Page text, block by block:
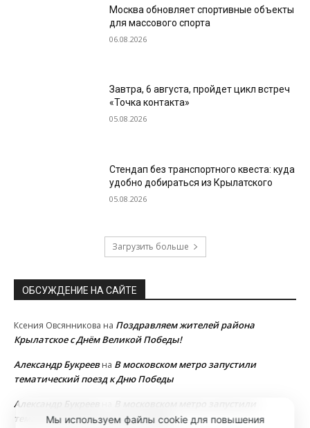
Москва обновляет спортивные объекты
для массового спорта
06.08.2026
Завтра, 6 августа, пройдет цикл встреч
«Точка контакта»
05.08.2026
Стендап без транспортного квеста: куда
удобно добираться из Крылатского
05.08.2026
Загрузить больше
ОБСУЖДЕНИЕ НА САЙТЕ
Ксения Овсянникова на Поздравляем жителей района
Крылатское с Днём Великой Победы!
Александр Букреевна В московском метро запустили
тематический поезд к Дню Победы
Александр Букреев
В московском метро запустили
тематический поезд к Дню Победы
Мы используем файлы cookie для повышения